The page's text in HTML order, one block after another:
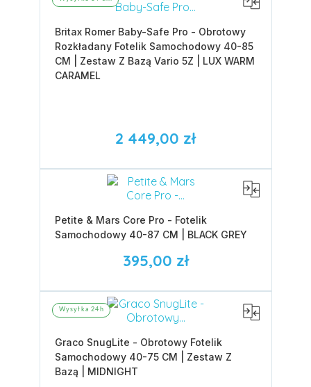
Britax Romer Baby-Safe Pro - Obrotowy
Rozkładany Fotelik Samochodowy 40-85
CM | Zestaw Z Bazą Vario 5Z | LUX WARM
CARAMEL
2 449,00 zł
Petite & Mars Core Pro - Fotelik
Samochodowy 40-87 CM | BLACK GREY
395,00 zł
Wysyłka 24h
Graco SnugLite - Obrotowy Fotelik
Samochodowy 40-75 CM | Zestaw Z
Bazą | MIDNIGHT